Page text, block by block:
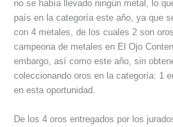
no se había llevado ningún metal, lo
país en la categoría este año, ya que
con 4 metales, de los cuales 2 son
campeona de metales en El Ojo
embargo, así como este año, sin
coleccionando oros en la categoría: 1
en esta oportunidad.
De los 4 oros entregados por los